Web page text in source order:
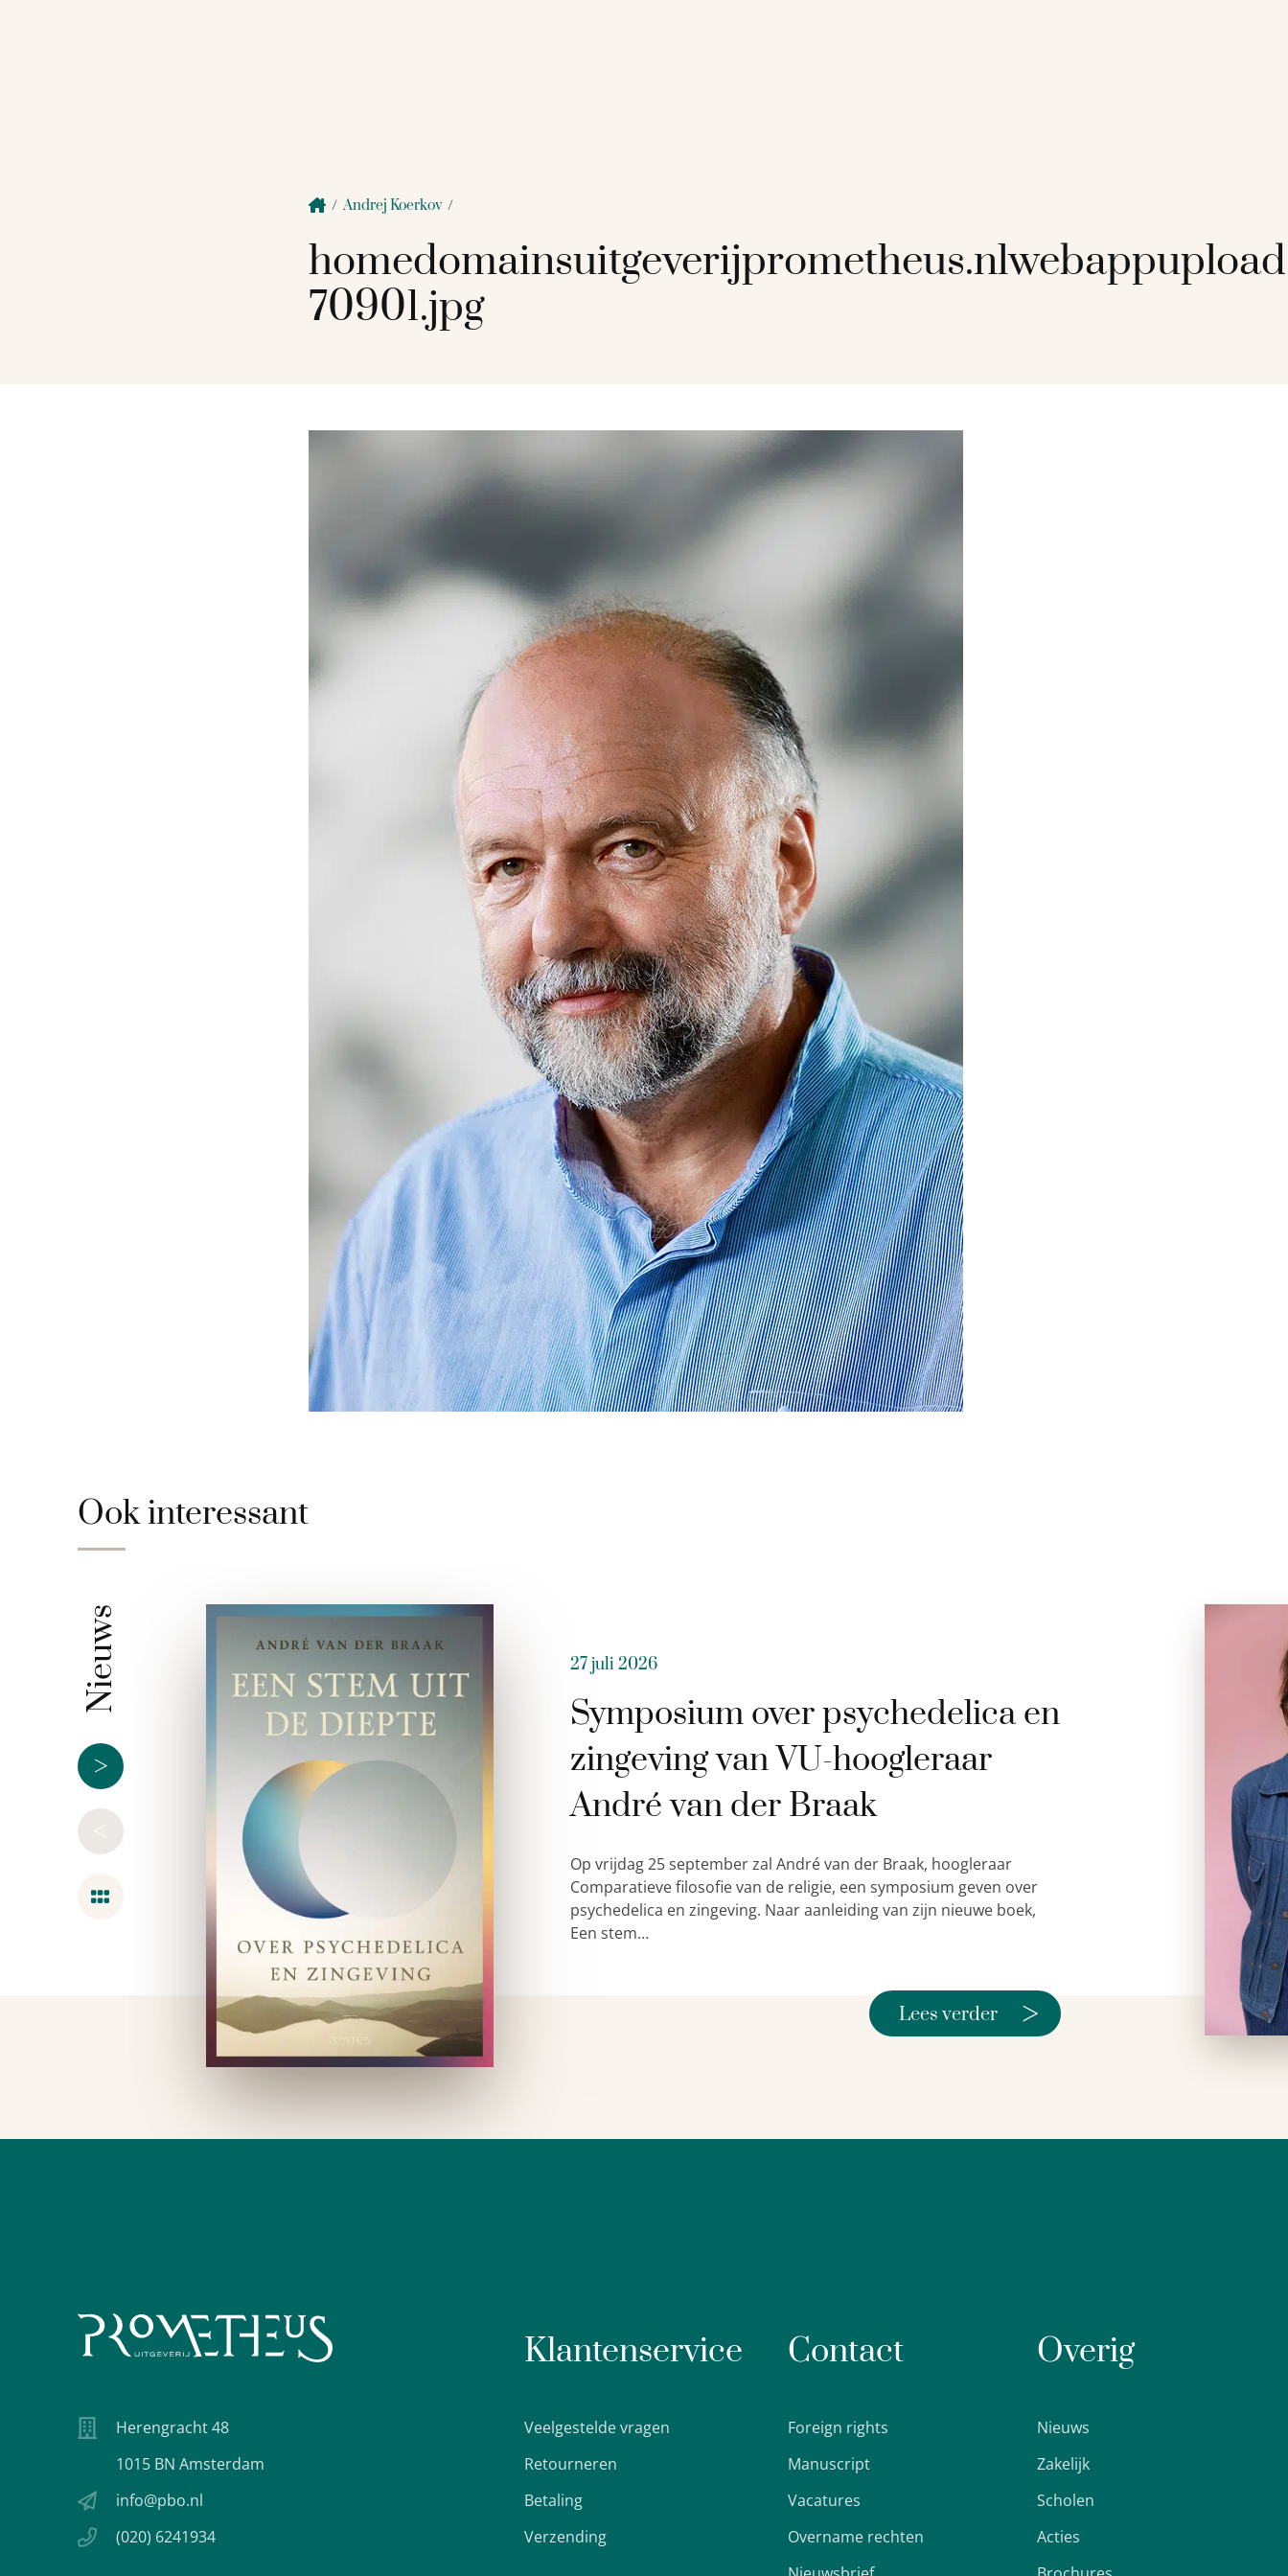
/Andrej Koerkov/
70901.jpg
Ook interessant
Nieuws
>
<
27 juli 2026
Symposium over psychedelica en
zingeving van VU-hoogleraar
André van der Braak
Op vrijdag 25 september zal André van der Braak, hoogleraar
Comparatieve filosofie van de religie, een symposium geven over
psychedelica en zingeving. Naar aanleiding van zijn nieuwe boek,
Een stem…
Lees verder >
Herengracht 48
1015 BN Amsterdam
info@pbo.nl
(020) 6241934
Klantenservice
Veelgestelde vragen
Retourneren
Betaling
Verzending
Contact
Foreign rights
Manuscript
Vacatures
Overname rechten
Overig
Nieuws
Zakelijk
Scholen
Acties